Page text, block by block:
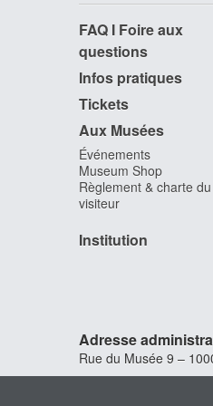
FAQ I Foire aux
questions
Infos pratiques
Tickets
Aux Musées
Événements
Museum Shop
Règlement & charte du
visiteur
Institution
Adresse
Rue du Musée 9 –